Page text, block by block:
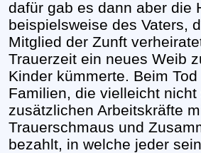
dafür gab es dann aber die
beispielsweise des Vaters,
Mitglied der Zunft
Trauerzeit ein neues Weib
Kinder kümmerte. Beim
Familien, die vielleicht
zusätzlichen Arbeitskräfte
Trauerschmaus und
bezahlt, in welche jeder